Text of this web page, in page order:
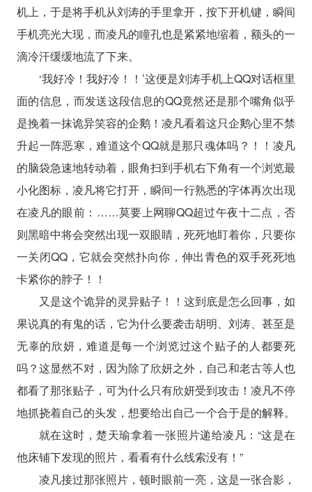
机上，于是将手机从刘涛的手里拿开，按下开机键，瞬间
手机亮光大现，而凌凡的瞳孔也是紧紧地缩着，额头的一
滴冷汗缓缓地流了下来。
‘我好冷！我好冷！！’这便是刘涛手机上QQ对话框里
面的信息，而发送这段信息的QQ竟然还是那个嘴角似乎
是挽着一抹诡异笑容的企鹅！凌凡看着这只企鹅心里不禁
升起一阵恶寒，难道这个QQ就是那只魂体吗？！！凌凡
的脑袋急速地转动着，眼角扫到手机右下角有一个浏览最
小化图标，凌凡将它打开，瞬间一行熟悉的字体再次出现
在凌凡的眼前：……莫要上网聊QQ超过午夜十二点，否
则黑暗中将会突然出现一双眼睛，死死地盯着你，只要你
一关闭QQ，它就会突然扑向你，伸出青色的双手死死地
卡紧你的脖子！！
又是这个诡异的灵异贴子！！这到底是怎么回事，如
果说真的有鬼的话，它为什么要袭击胡明、刘涛、甚至是
无辜的欣妍，难道是每一个浏览过这个贴子的人都要死
吗？这显然不对，因为除了欣妍之外，自己和老古等人也
都看了那张贴子，可为什么只有欣妍受到攻击！凌凡不停
地抓挠着自己的头发，想要给出自己一个合于是的解释。
就在这时，楚天瑜拿着一张照片递给凌凡：“这是在
他床铺下发现的照片，看看有什么线索没有！”
凌凡接过那张照片，顿时眼前一亮，这是一张合影，